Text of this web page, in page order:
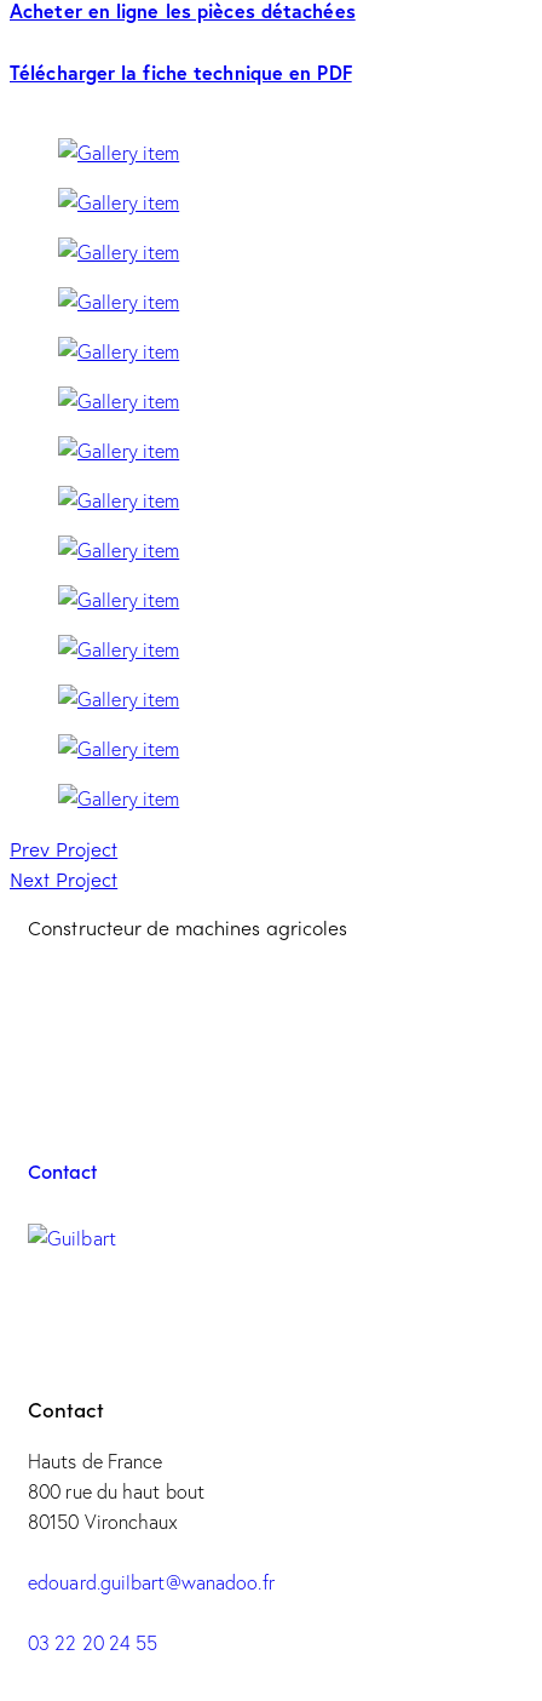
Acheter en ligne les pièces détachées
Télécharger la fiche technique en PDF
Prev Project
Next Project
Constructeur de machines agricoles
Contact
Contact
Hauts de France
800 rue du haut bout
80150 Vironchaux
edouard.guilbart@wanadoo.fr
03 22 20 24 55